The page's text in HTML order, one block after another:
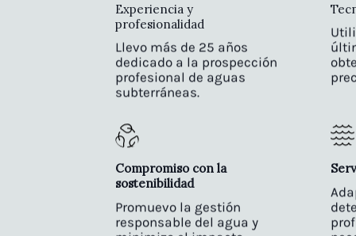
Experiencia y
profesionalidad
Llevo más de 25 años
dedicado a la prospección
profesional de aguas
subterráneas.
Compromiso con la
sostenibilidad
Promuevo la gestión
responsable del agua y